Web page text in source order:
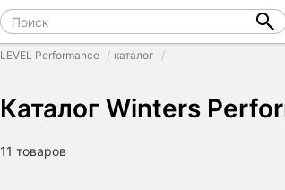
LEVEL Performance каталог
Каталог Winters
11 товаров